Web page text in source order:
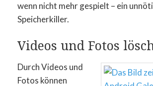
wenn nicht mehr gespielt – ein
Speicherkiller.
Videos und Fotos
Durch Videos und
Fotos können